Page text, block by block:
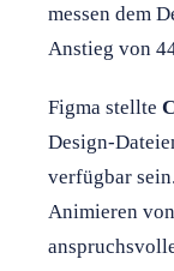
messen dem
Anstieg von
Figma stellte
Design-
verfügbar
Animieren